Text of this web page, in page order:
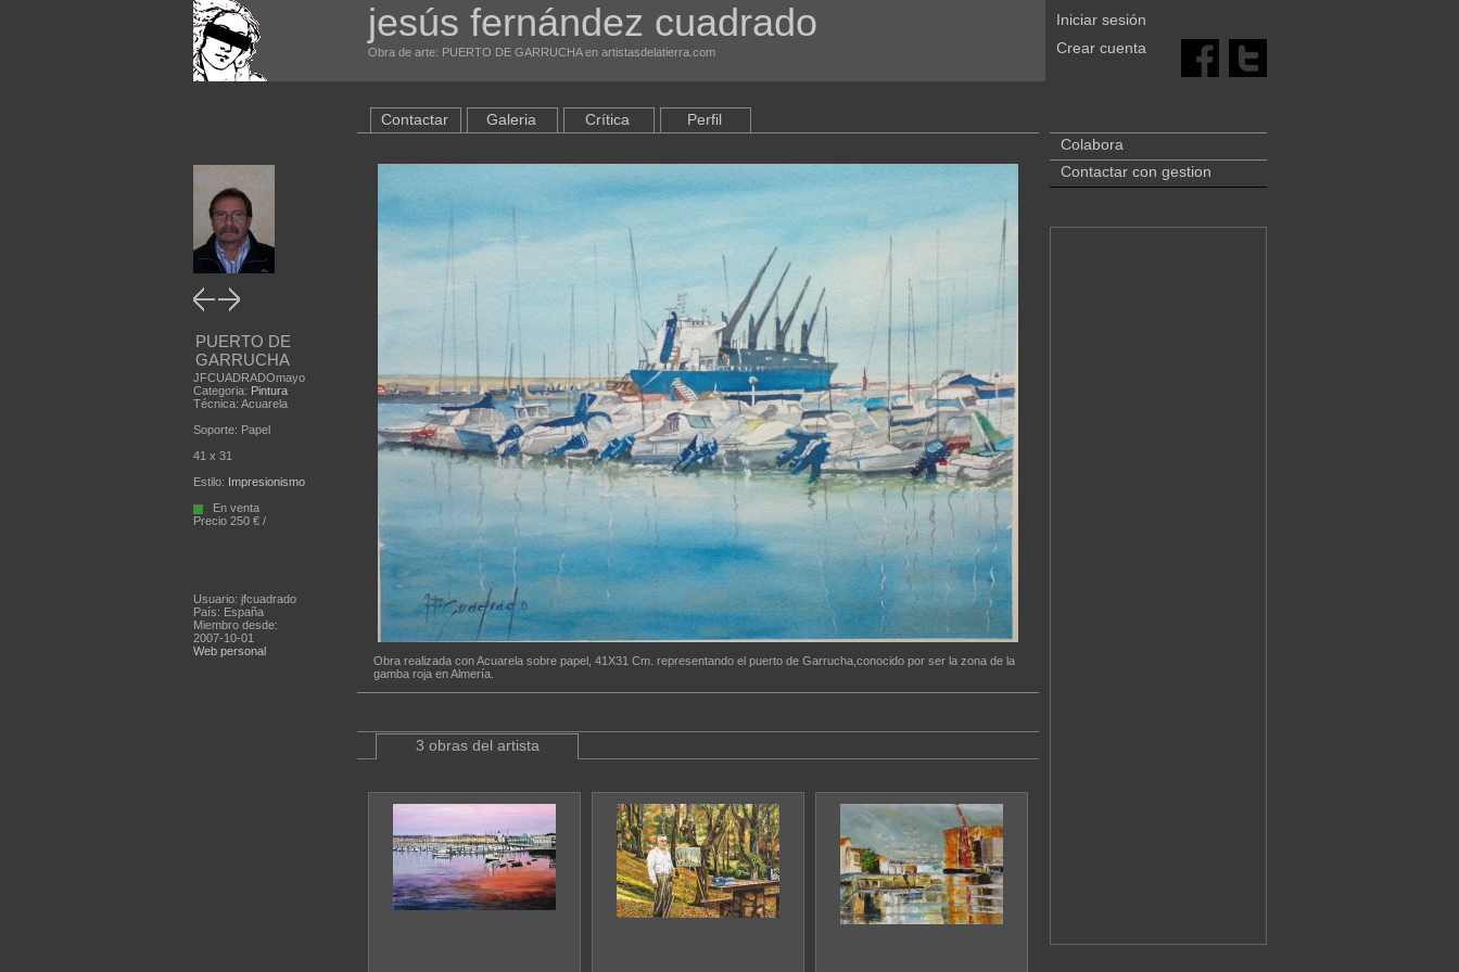
jesús fernández cuadrado
Obra de arte: PUERTO DE GARRUCHA en artistasdelatierra.com
Iniciar sesión
Crear cuenta
PUERTO DE
GARRUCHA
JFCUADRADOmayo
Categoria: Pintura
Técnica: Acuarela
Soporte: Papel
41 x 31
Estilo: Impresionismo
En venta
Precio 250 € /
Usuario: jfcuadrado
País: España
Miembro desde:
2007-10-01
Web personal
Contactar Galeria Crítica Perfil
Obra realizada con Acuarela sobre papel, 41X31 Cm. representando el puerto de Garrucha,conocido por ser la zona de la
gamba roja en Almería.
3 obras del artista
Colabora
Contactar con gestion